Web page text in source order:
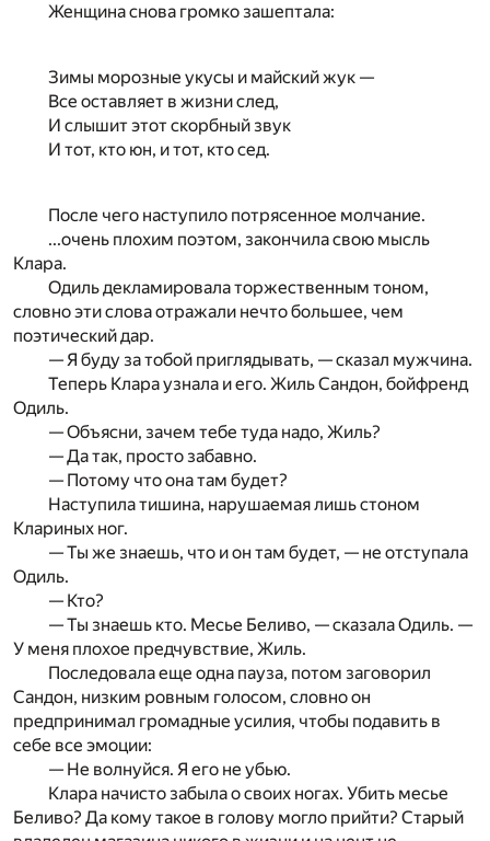
Женщина снова громко зашептала:
Зимы морозные укусы и майский жук —
Все оставляет в жизни след,
И слышит этот скорбный звук
И тот, кто юн, и тот, кто сед.
После чего наступило потрясенное молчание.
...очень плохим поэтом, закончила свою мысль
Клара.
Одиль декламировала торжественным тоном,
словно эти слова отражали нечто большее, чем
поэтический дар.
— Я буду за тобой приглядывать, — сказал мужчина.
Теперь Клара узнала и его. Жиль Сандон, бойфренд
Одиль.
— Объясни, зачем тебе туда надо, Жиль?
— Да так, просто забавно.
— Потому что она там будет?
Наступила тишина, нарушаемая лишь стоном
Клариных ног.
— Ты же знаешь, что и он там будет, — не отступала
Одиль.
— Кто?
— Ты знаешь кто. Месье Беливо, — сказала Одиль. —
У меня­ плохое предчувствие, Жиль.
Последовала еще одна пауза, потом заговорил
Сандон, низким ровным голосом, словно он
предпринимал громадные усилия, чтобы подавить в
себе все эмоции:
— Не волнуйся. Я его не убью.
Клара начисто забыла о своих ногах. Убить месье
Беливо? Да кому такое в голову могло прийти? Старый